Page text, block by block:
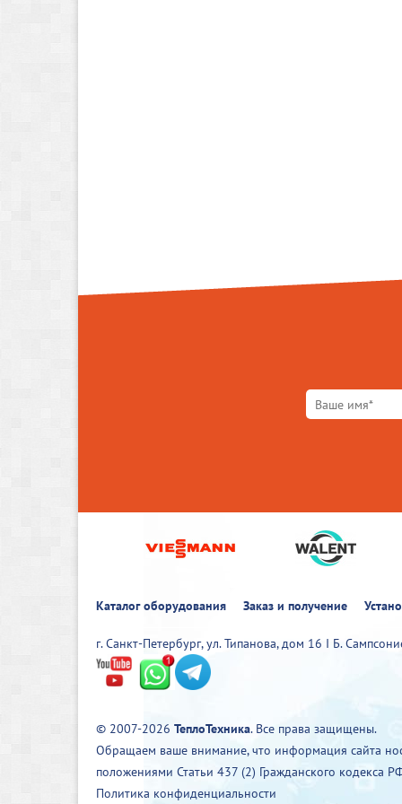
Каталог оборудования Заказ и получение
г. Санкт-Петербург, ул. Типанова, дом 16 I Б.
© 2007-2026 ТеплоТехника. Все права защищены.
Обращаем ваше внимание, что информация сайта
положениями Статьи 437 (2) Гражданского кодекса
Политика конфиденциальности